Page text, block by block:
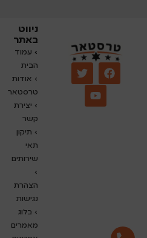
ניווט
באתר
› עמוד
הבית
› אודות
טרסטאר
› יצירת
קשר
› תיקון
תאי
שירותים
›
הצהרת
נגישות
› בלוג
מאמרים